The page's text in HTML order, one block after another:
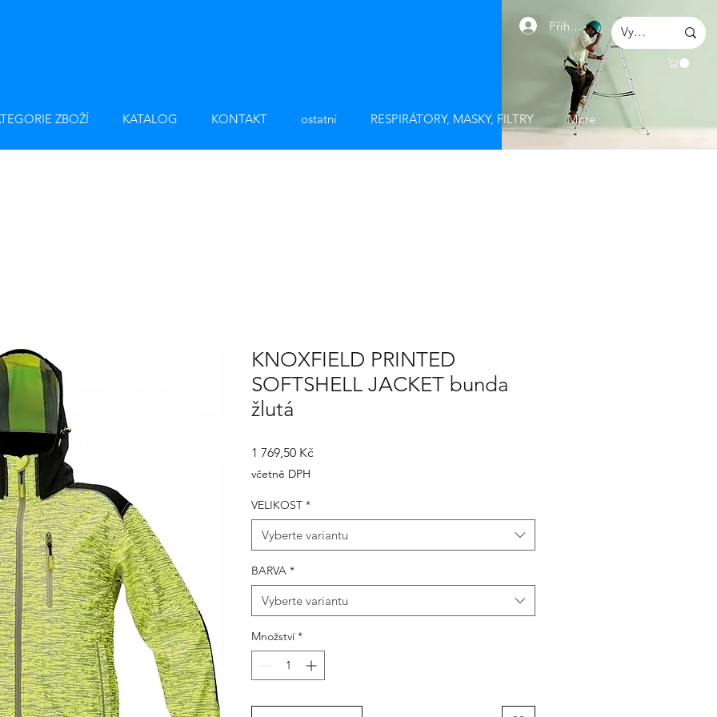
Přihlásit se
ZBOŽÍ KATALOG KONTAKT ostatní RESPIRÁTORY, MASKY, FILTRY More
KNOXFIELD PRINTED
SOFTSHELL JACKET bunda
žlutá
1 769,50 KčCena
včetně DPH
VELIKOST *
Vyberte variantu
BARVA *
Vyberte variantu
Množství *